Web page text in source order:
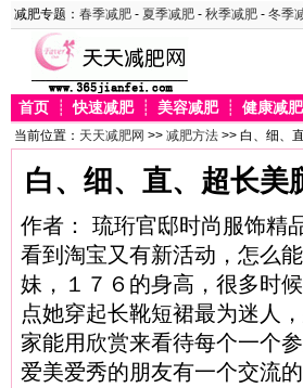
减肥专题： 春季减肥 - 夏季减肥 - 秋季减肥 - 冬季
首页 ┊ 快速减肥 ┊ 美容减肥 ┊ 健康减肥
当前位置： 天天减肥网 >> 减肥方法 >> 白、细、
白、细、直、超长美
作者： 琉珩官邸时尚服饰精
看到淘宝又有新活动，怎么
妹，１７６的身高，很多时
点她穿起长靴短裙最为迷人
家能用欣赏来看待每个一个
爱美爱秀的朋友有一个交流